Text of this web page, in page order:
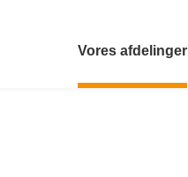
Vores afdelinger